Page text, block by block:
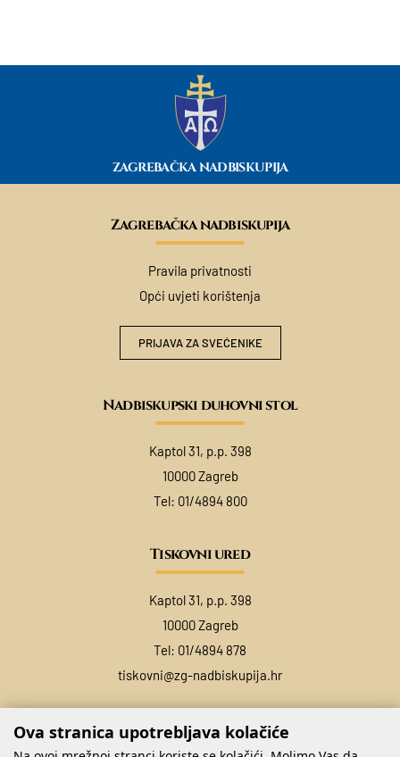
ZAGREBAČKA NADBISKUPIJA
Zagrebačka nadbiskupija
Pravila privatnosti
Opći uvjeti korištenja
PRIJAVA ZA SVEĆENIKE
Nadbiskupski duhovni stol
Kaptol 31, p.p. 398
10000 Zagreb
Tel: 01/4894 800
Tiskovni ured
Kaptol 31, p.p. 398
10000 Zagreb
Tel: 01/4894 878
tiskovni@zg-nadbiskupija.hr
Ova stranica upotrebljava kolačiće